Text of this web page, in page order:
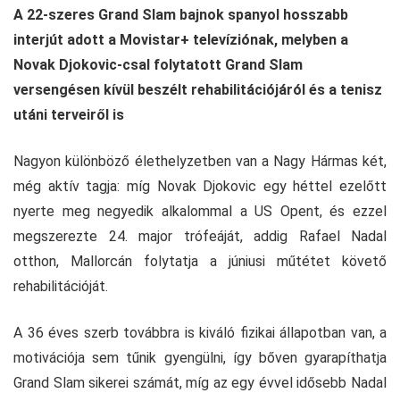
A 22-szeres Grand Slam bajnok spanyol hosszabb
interjút adott a Movistar+ televíziónak, melyben a
Novak Djokovic-csal folytatott Grand Slam
versengésen kívül beszélt rehabilitációjáról és a tenisz
utáni terveiről is
Nagyon különböző élethelyzetben van a Nagy Hármas két,
még aktív tagja: míg Novak Djokovic egy héttel ezelőtt
nyerte meg negyedik alkalommal a US Opent, és ezzel
megszerezte 24. major trófeáját, addig Rafael Nadal
otthon, Mallorcán folytatja a júniusi műtétet követő
rehabilitációját.
A 36 éves szerb továbbra is kiváló fizikai állapotban van, a
motivációja sem tűnik gyengülni, így bőven gyarapíthatja
Grand Slam sikerei számát, míg az egy évvel idősebb Nadal